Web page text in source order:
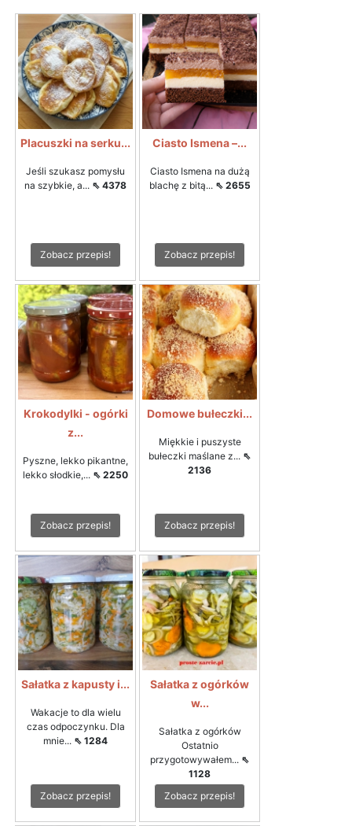
Placuszki na serku...
Jeśli szukasz pomysłu
na szybkie, a... ⇖ 4378
Zobacz przepis!
Ciasto Ismena –...
Ciasto Ismena na dużą
blachę z bitą... ⇖ 2655
Zobacz przepis!
Krokodylki - ogórki
z...
Pyszne, lekko pikantne,
lekko słodkie,... ⇖ 2250
Zobacz przepis!
Domowe bułeczki...
Miękkie i puszyste
bułeczki maślane z... ⇖
2136
Zobacz przepis!
Sałatka z kapusty i...
Wakacje to dla wielu
czas odpoczynku. Dla
mnie... ⇖ 1284
Zobacz przepis!
Sałatka z ogórków
w...
Sałatka z ogórków
Ostatnio
przygotowywałem... ⇖
1128
Zobacz przepis!